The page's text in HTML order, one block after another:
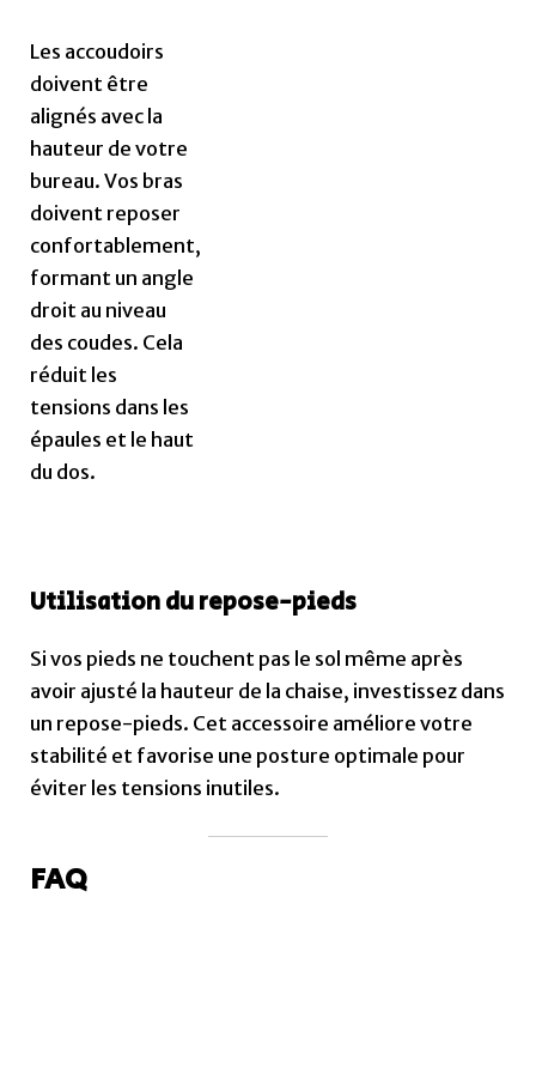
Les accoudoirs
doivent être
alignés avec la
hauteur de votre
bureau. Vos bras
doivent reposer
confortablement,
formant un angle
droit au niveau
des coudes. Cela
réduit les
tensions dans les
épaules et le haut
du dos.
Utilisation du repose-pieds
Si vos pieds ne touchent pas le sol même après
avoir ajusté la hauteur de la chaise, investissez dans
un repose-pieds. Cet accessoire améliore votre
stabilité et favorise une posture optimale pour
éviter les tensions inutiles.
FAQ